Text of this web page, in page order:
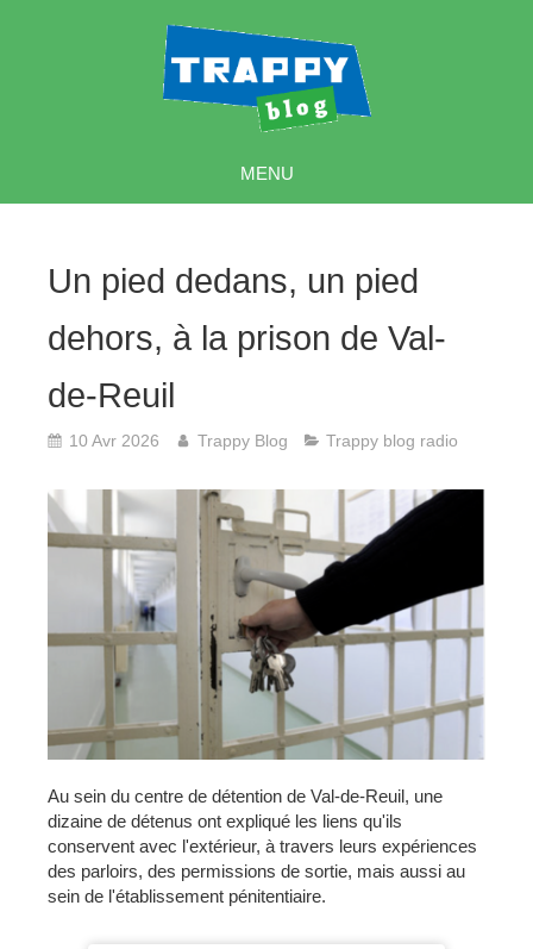
MENU
Un pied dedans, un pied
dehors, à la prison de Val-
de-Reuil
10 Avr 2026 Trappy Blog Trappy blog radio
Au sein du centre de détention de Val-de-Reuil, une
dizaine de détenus ont expliqué les liens qu'ils
conservent avec l'extérieur, à travers leurs expériences
des parloirs, des permissions de sortie, mais aussi au
sein de l'établissement pénitentiaire.